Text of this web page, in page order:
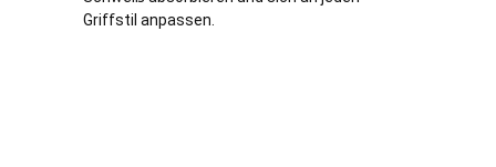
Griffstil anpassen.